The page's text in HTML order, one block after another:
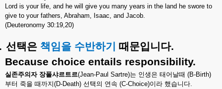
Lord is your life, and he will give you many years in the land he swore to
give to your fathers, Abraham, Isaac, and Jacob.
(Deuteronomy 30:19,20)
선택은 책임을 수반하기 때문입니다.
Because choice entails responsibility.
실존주의자 장폴샤르트르(Jean-Paul Sartre)는 인생은 태어날때 (B-Birth)
부터 죽을 때까지(D-Death) 선택의 연속 (C-Choice)이라 했습니다.